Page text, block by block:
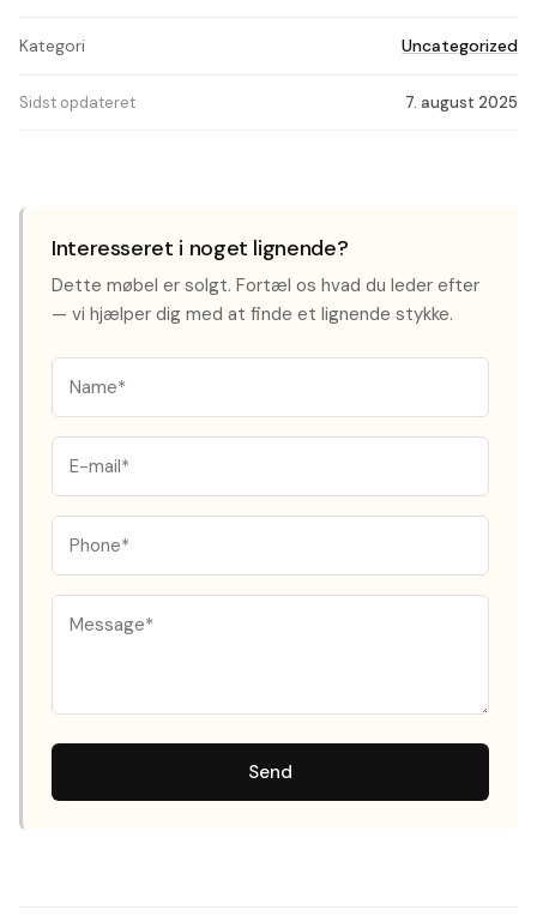
Kategori Uncategorized
Sidst opdateret 7. august 2025
Interesseret i noget lignende?
Dette møbel er solgt. Fortæl os hvad du leder efter
— vi hjælper dig med at finde et lignende stykke.
Send